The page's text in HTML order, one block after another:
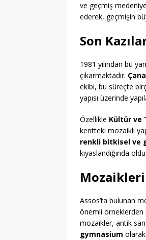
ve geçmiş
ederek, geçmişin
Son
1981 yılından bu
çıkarmaktadır.
ekibi, bu süreçte
yapısı üzerinde
Özellikle Kültür ve
kentteki mozaikli
renkli bitkisel ve
kıyaslandığında
Assos’ta bulunan
önemli örneklerden
mozaikler, antik
gymnasium